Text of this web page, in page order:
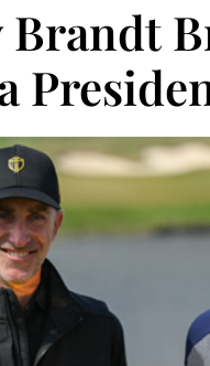
Brandt